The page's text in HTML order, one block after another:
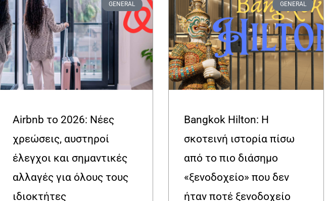
GENERAL
Airbnb το 2026: Νέες
χρεώσεις, αυστηροί
έλεγχοι και σημαντικές
αλλαγές για όλους τους
ιδιοκτήτες
GENERAL
Bangkok Hilton: Η
σκοτεινή ιστορία πίσω
από το πιο διάσημο
«ξενοδοχείο» που δεν
ήταν ποτέ ξενοδοχείο